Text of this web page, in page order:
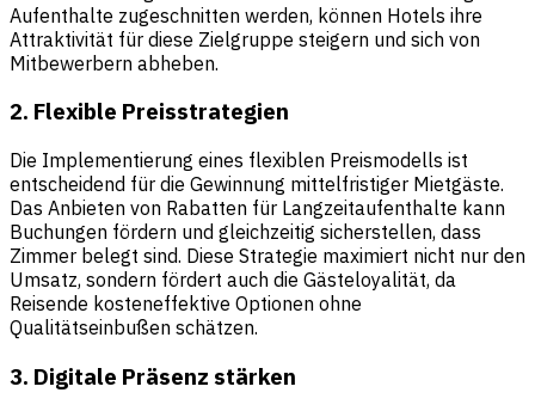
Aufenthalte zugeschnitten werden, können Hotels ihre
Attraktivität für diese Zielgruppe steigern und sich von
Mitbewerbern abheben.
2. Flexible Preisstrategien
Die Implementierung eines flexiblen Preismodells ist
entscheidend für die Gewinnung mittelfristiger Mietgäste.
Das Anbieten von Rabatten für Langzeitaufenthalte kann
Buchungen fördern und gleichzeitig sicherstellen, dass
Zimmer belegt sind. Diese Strategie maximiert nicht nur den
Umsatz, sondern fördert auch die Gästeloyalität, da
Reisende kosteneffektive Optionen ohne
Qualitätseinbußen schätzen.
3. Digitale Präsenz stärken